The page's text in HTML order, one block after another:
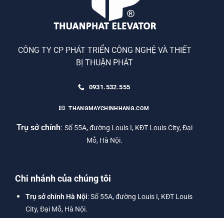
CÔNG TY CP PHÁT TRIỂN CÔNG NGHỆ VÀ THIẾT
BỊ THUẬN PHÁT
0931.532.555
THANGMAYCHINHHANG.COM
Trụ sở chính: Số 55A, đường Louis I, KĐT Louis City, Đại
Mỗ, Hà Nội.
Chi nhánh của chúng tôi
Trụ sở chính Hà Nội: Số 55A, đường Louis I, KĐT Louis
City, Đại Mỗ, Hà Nội.